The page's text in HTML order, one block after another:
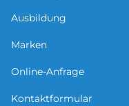
Ausbildung
Marken
Online-Anfrage
Kontaktformular